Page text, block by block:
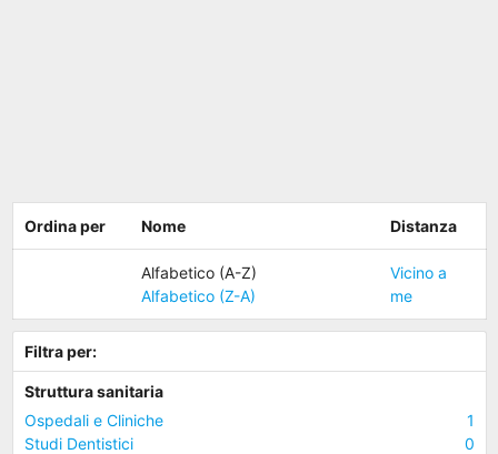
Ordina per Nome Distanza
Alfabetico (A-Z)
Alfabetico (Z-A)
Vicino a
me
Filtra per:
Struttura sanitaria
Ospedali e Cliniche
1
Studi Dentistici
0